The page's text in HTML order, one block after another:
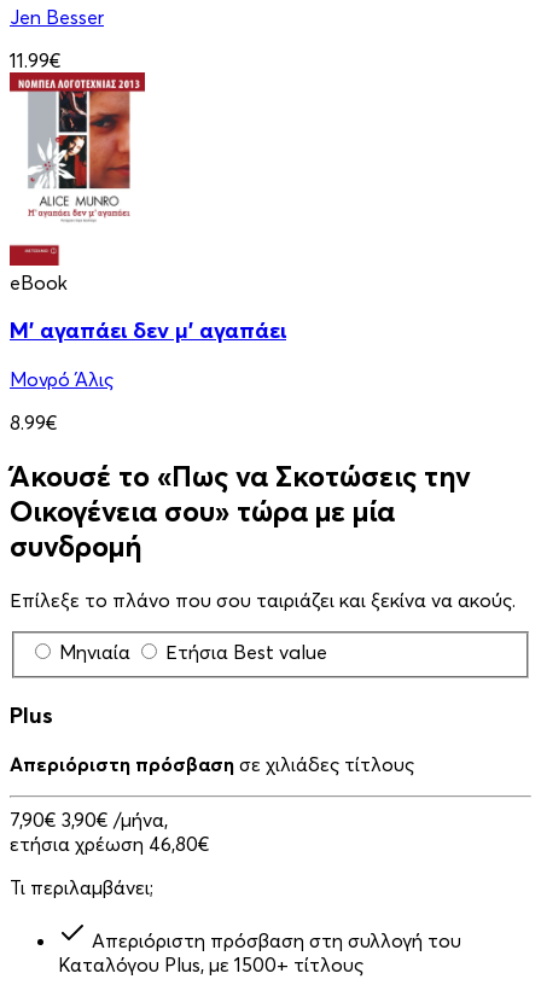
Jen Besser
11.99€
eBook
Μ' αγαπάει δεν μ' αγαπάει
Μονρό Άλις
8.99€
Άκουσέ το «Πως να Σκοτώσεις την
Οικογένεια σου» τώρα με μία
συνδρομή
Επίλεξε το πλάνο που σου ταιριάζει και ξεκίνα να ακούς.
Μηνιαία Ετήσια Best value
Plus
Απεριόριστη πρόσβαση σε χιλιάδες τίτλους
7,90€ 3,90€ /μήνα,
ετήσια χρέωση 46,80€
Τι περιλαμβάνει;
Απεριόριστη πρόσβαση στη συλλογή του
Καταλόγου Plus, με 1500+ τίτλους